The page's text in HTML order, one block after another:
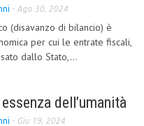
- Ago 30, 2024
(disavanzo di bilancio) è
per cui le entrate fiscali,
dallo Stato,...
dell’umanità
- Giu 19, 2024